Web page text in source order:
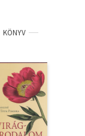
KÖNYV